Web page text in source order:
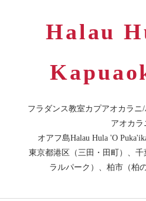
Halau
フラダンス教室カプアオカラ
アオカラ
オアフ島Halau Hula 'O
東京都港区（三田・田町）、
ラルパーク）、柏市（柏